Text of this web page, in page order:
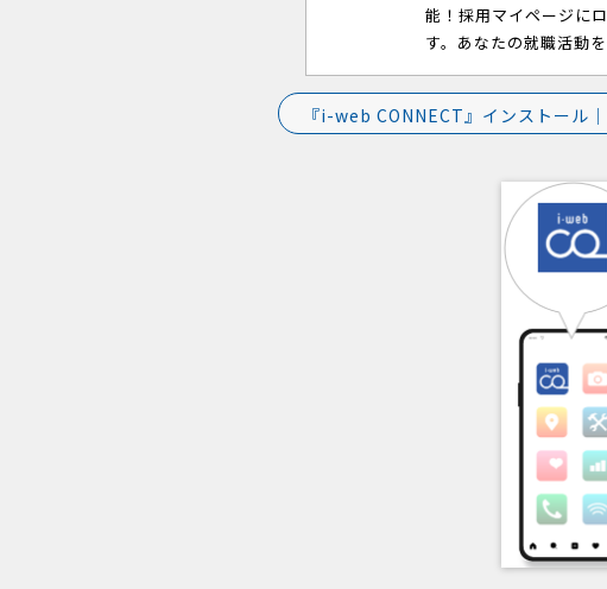
能！採用マイページに
す。あなたの就職活動
『i-web CONNECT』インストール